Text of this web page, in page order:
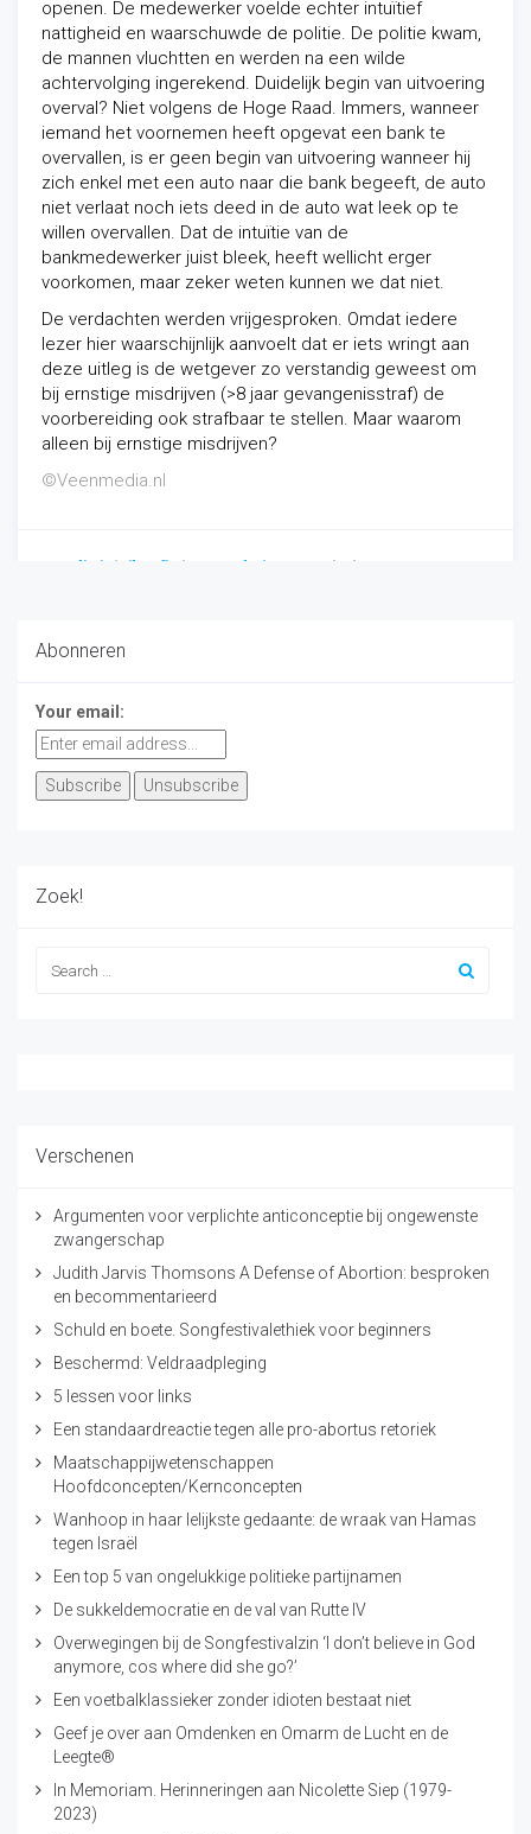
openen. De medewerker voelde echter intuïtief
nattigheid en waarschuwde de politie. De politie kwam,
de mannen vluchtten en werden na een wilde
achtervolging ingerekend. Duidelijk begin van uitvoering
overval? Niet volgens de Hoge Raad. Immers, wanneer
iemand het voornemen heeft opgevat een bank te
overvallen, is er geen begin van uitvoering wanneer hij
zich enkel met een auto naar die bank begeeft, de auto
niet verlaat noch iets deed in de auto wat leek op te
willen overvallen. Dat de intuïtie van de
bankmedewerker juist bleek, heeft wellicht erger
voorkomen, maar zeker weten kunnen we dat niet.
De verdachten werden vrijgesproken. Omdat iedere
lezer hier waarschijnlijk aanvoelt dat er iets wringt aan
deze uitleg is de wetgever zo verstandig geweest om
bij ernstige misdrijven (>8 jaar gevangenisstraf) de
voorbereiding ook strafbaar te stellen. Maar waarom
alleen bij ernstige misdrijven?
©Veenmedia.nl
Abonneren
Your email:
Zoek!
Verschenen
Argumenten voor verplichte anticonceptie bij ongewenste
zwangerschap
Judith Jarvis Thomsons A Defense of Abortion: besproken
en becommentarieerd
Schuld en boete. Songfestivalethiek voor beginners
Beschermd: Veldraadpleging
5 lessen voor links
Een standaardreactie tegen alle pro-abortus retoriek
Maatschappijwetenschappen
Hoofdconcepten/Kernconcepten
Wanhoop in haar lelijkste gedaante: de wraak van Hamas
tegen Israël
Een top 5 van ongelukkige politieke partijnamen
De sukkeldemocratie en de val van Rutte IV
Overwegingen bij de Songfestivalzin ‘I don’t believe in God
anymore, cos where did she go?’
Een voetbalklassieker zonder idioten bestaat niet
Geef je over aan Omdenken en Omarm de Lucht en de
Leegte®
In Memoriam. Herinneringen aan Nicolette Siep (1979-
2023)